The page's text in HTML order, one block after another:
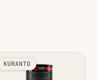
KURANTO